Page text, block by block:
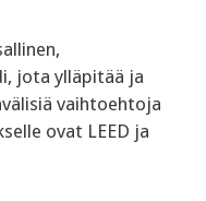
jota ylläpitää ja
vaihtoehtoja
ovat LEED ja